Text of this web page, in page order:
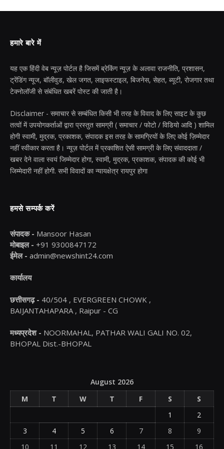
हमारे बारे में
यह एक हिंदी वेब न्यूज़ पोर्टल है जिसमें ब्रेकिंग न्यूज़ के अलावा राजनीति, प्रशासन,
ट्रेंडिंग न्यूज, बॉलीवुड, खेल जगत, लाइफस्टाइल, बिजनेस, सेहत, ब्यूटी, रोजगार तथा
टेक्नोलॉजी से संबंधित खबरें पोस्ट की जाती है।
Disclaimer - समाचार से सम्बंधित किसी भी तरह के विवाद के लिए साइट के कुछ
तत्वों में उपयोगकर्ताओं द्वारा प्रस्तुत सामग्री ( समाचार / फोटो / विडियो आदि ) शामिल
होगी स्वामी, मुद्रक, प्रकाशक, संपादक इस तरह के सामग्रियों के लिए कोई ज़िम्मेदार
नहीं स्वीकार करता है। न्यूज़ पोर्टल में प्रकाशित ऐसी सामग्री के लिए संवाददाता /
खबर देने वाला स्वयं जिम्मेदार होगा, स्वामी, मुद्रक, प्रकाशक, संपादक की कोई भी
जिम्मेदारी नहीं होगी. सभी विवादों का न्यायक्षेत्र रायपुर होगा
हमसे सम्पर्क करें
संपादक - Mansoor Hasan
मोबाइल - +91 9300847172
ईमेल - admin@newshint24.com
कार्यालय
छत्तीसगढ़ - 40/504 , EVERGREEN CHOWK ,
BAIJANTAHAPARA , Raipur - CG
मध्यप्रदेश - NOORMAHAL, PATHAR WALI GALI NO. 02,
BHOPAL Dist.-BHOPAL
August 2026
M
T W T F S
S
1
2
3
4 5 6 7 8
9
10
11 12 13 14 15 16